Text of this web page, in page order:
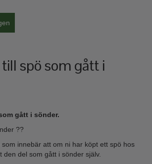
spö som gått i
gått i sönder.
??
innebär att om ni har köpt ett spö hos
den del som gått i sönder själv.